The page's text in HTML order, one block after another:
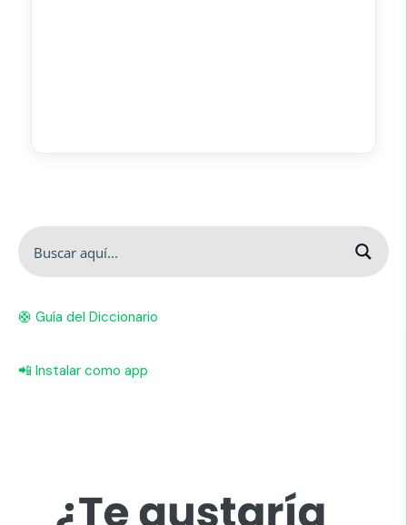
🛟 Guía del Diccionario
📲 Instalar como app